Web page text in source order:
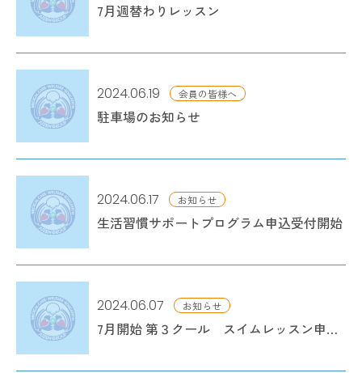
7月週替わりレッスン
2024.06.19 会員の皆様へ
駐車場のお知らせ
2024.06.17 お知らせ
生活習慣サポートプログラム申込受付開始
2024.06.07 お知らせ
7月開始 第３クール スイムレッスン申込開始